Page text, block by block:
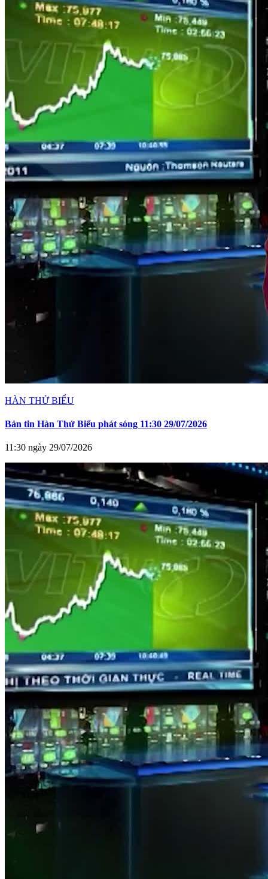
HÀN THỬ BIỂU
Bản tin Hàn Thử Biểu phát sóng 11:30 29/07/2026
11:30 ngày 29/07/2026